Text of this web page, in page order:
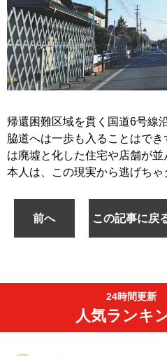
帰還困難区域を貫く国道6号線
脇道へは一歩も入ることはでき
は廃墟と化した住宅や店舗が並
本人は、この現実から逃げちゃ
前へ この記事に戻
24時間更新
人気ランキ